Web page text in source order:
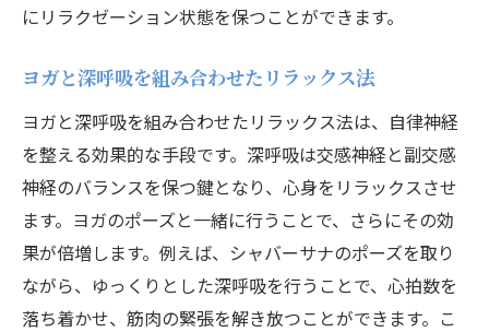
深呼吸で免疫力を高める方法
深呼吸とヨガがもたらす生活改善
深呼吸とヨガを組み合わせた心身の健康法
深呼吸とヨガを組み合わせる利点
ヨガと深呼吸で新しい健康習慣を
心身の調和を目指すための方法
深呼吸とヨガで健康を維持する
ヨガと呼吸法の組み合わせ技法
にリラクゼーション状態を保つことができます。
ヨガと深呼吸を組み合わせたリラックス法
ヨガと深呼吸を組み合わせたリラックス法は、自律神経
を整える効果的な手段です。深呼吸は交感神経と副交感
神経のバランスを保つ鍵となり、心身をリラックスさせ
ます。ヨガのポーズと一緒に行うことで、さらにその効
果が倍増します。例えば、シャバーサナのポーズを取り
ながら、ゆっくりとした深呼吸を行うことで、心拍数を
落ち着かせ、筋肉の緊張を解き放つことができます。こ